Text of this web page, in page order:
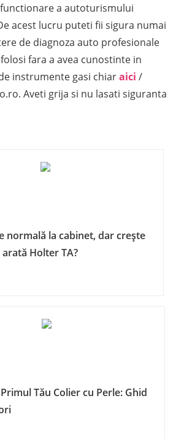
a autoturismului
acest lucru puteti fii sigura numai
de diagnoza auto profesionale
fara a avea cunostinte in
instrumente gasi chiaraici /
Aveti grija si nu lasati siguranta
normală la cabinet, dar crește
arată Holter TA?
Tău Colier cu Perle: Ghid